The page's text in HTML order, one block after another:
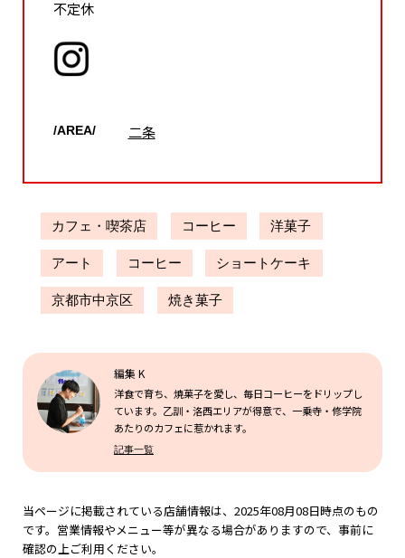
不定休
/AREA/ 二条
カフェ・喫茶店 コーヒー 洋菓子
アート コーヒー ショートケーキ
京都市中京区 焼き菓子
編集 K
洋食で育ち、焼菓子を愛し、毎日コーヒーをドリップし
ています。乙訓・洛西エリアが得意で、一乗寺・修学院
あたりのカフェに惹かれます。
記事一覧
当ページに掲載されている店舗情報は、2025年08月08日時点のもの
です。営業情報やメニュー等が異なる場合がありますので、事前に
確認の上ご利用ください。